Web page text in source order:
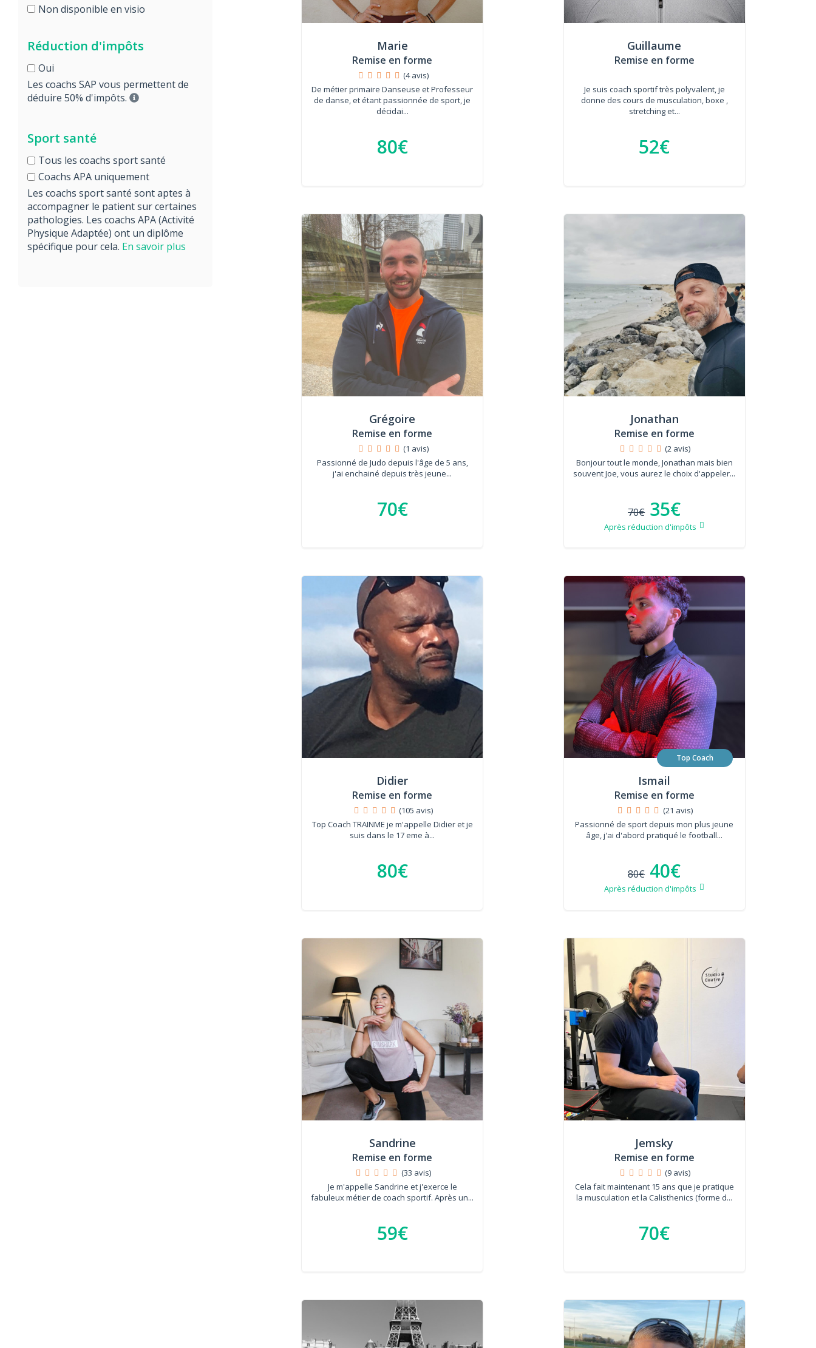
Non disponible en visio
Réduction d'impôts
Oui
Les coachs SAP vous permettent de
déduire 50% d'impôts.
Sport santé
Tous les coachs sport santé
Coachs APA uniquement
Les coachs sport santé sont aptes à
accompagner le patient sur certaines
pathologies. Les coachs APA (Activité
Physique Adaptée) ont un diplôme
spécifique pour cela. En savoir plus
Marie
Remise en forme
(4 avis)
De métier primaire Danseuse et Professeur
de danse, et étant passionnée de sport, je
décidai...
80€
Guillaume
Remise en forme
Je suis coach sportif très polyvalent, je
donne des cours de musculation, boxe ,
stretching et...
52€
Grégoire
Remise en forme
(1 avis)
Passionné de Judo depuis l'âge de 5 ans,
j'ai enchainé depuis très jeune...
70€
Jonathan
Remise en forme
(2 avis)
Bonjour tout le monde, Jonathan mais bien
souvent Joe, vous aurez le choix d'appeler...
70€ 35€
Après réduction d'impôts
Didier
Remise en forme
(105 avis)
Top Coach TRAINME je m'appelle Didier et je
suis dans le 17 eme à...
80€
Top Coach
Ismail
Remise en forme
(21 avis)
Passionné de sport depuis mon plus jeune
âge, j'ai d'abord pratiqué le football...
80€ 40€
Après réduction d'impôts
Sandrine
Remise en forme
(33 avis)
Je m'appelle Sandrine et j'exerce le
fabuleux métier de coach sportif. Après un...
59€
Jemsky
Remise en forme
(9 avis)
Cela fait maintenant 15 ans que je pratique
la musculation et la Calisthenics (forme d...
70€